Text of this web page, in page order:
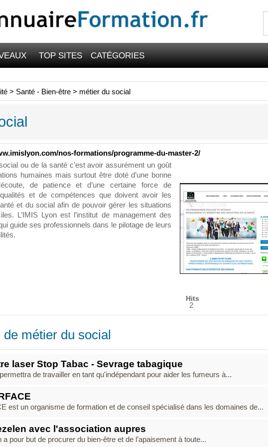
TOP SITES CATÉGORIES
> Santé - Bien-être > métier du social
nos-formations/programme-du-master-2/
ou de la santé c’est avoir assurément un goût
humaines mais surtout être doté d’une bonne
de patience et d’une certaine force de
et de compétences que doivent avoir les
et du social afin de pouvoir gérer les situations
L’IMIS Lyon est l’institut de management des
guide ses professionnels dans le pilotage de leurs
Hits
2
métier du social
laser Stop Tabac - Sevrage tabagique
de travailler en tant qu'indépendant pour aider les fumeurs à...
est un organisme de formation et de conseil spécialisé dans les domaines de...
avec l'association aupres
a pour but de procurer du bien-être et de l’apaisement à toute...